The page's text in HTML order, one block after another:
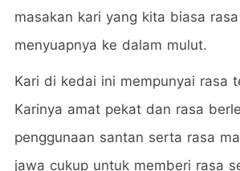
masakan kari yang kita biasa
menyuapnya ke dalam mulut.
Kari di kedai ini mempunyai rasa
Karinya amat pekat dan rasa
penggunaan santan serta rasa
jawa cukup untuk memberi rasa